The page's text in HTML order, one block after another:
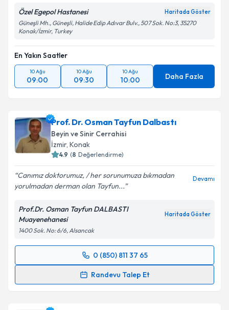
Özel Egepol Hastanesi Haritada Göster
Güneşli Mh., Güneşli, Halide Edip Adıvar Bulv., 507 Sok. No:3, 35270
Konak/İzmir, Turkey
En Yakın Saatler
10 Ağu
09:00
10 Ağu
09:30
10 Ağu
10:00 Daha Fazla
Prof. Dr. Osman Tayfun Dalbastı
Beyin ve Sinir Cerrahisi
İzmir, Konak
4.9 (8 Değerlendirme)
Canımız doktorumuz, / her sorunumuza bıkmadan
yorulmadan derman olan Tayfun...
Devamı
Prof.Dr. Osman Tayfun DALBASTI
Muayenehanesi
Haritada Göster
1400 Sok. No: 6/6, Alsancak
0 (850) 811 37 65
Randevu Talep Et
Randevu Takvimi Talebi